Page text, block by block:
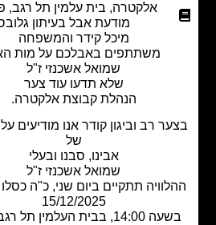
אלקטרה,בית עלמין תל רגב ,פרסום
מודעת אבל בעיתון גלובס
מיכל קידר והמשפחה
משתתפים באבלכם על מות האב
שמואל אשכנזי ז"ל
שלא תדעו עוד צער
הנהלת קבוצת אלקטרה.
רב וביגון קודר אנו מודיעים על פטירתו
אבינו, סבנו ובעלי
שמואל אשכנזי ז"ל
תתקיים ביום שני, כ"ה כסלו תשפ"ו,
15/12/2025
בשעה 14:00, בבית העלמין תל רגב (היכל